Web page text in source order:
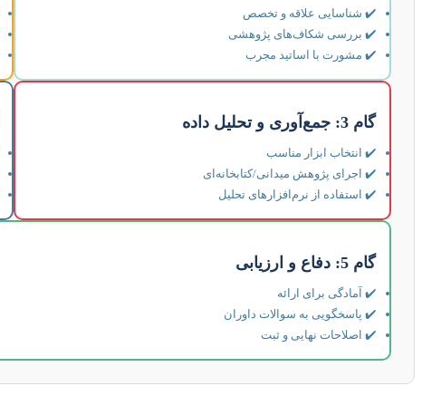
✔️ شناسایی علاقه و تخصص
✔️ بررسی شکاف‌های پژوهشی
✔️ مشورت با اساتید مجرب
گام 3: جمع‌آوری و تحلیل داده
✔️ انتخاب ابزار مناسب
✔️ اجرای پژوهش میدانی/کتابخانه‌ای
✔️ استفاده از نرم‌افزارهای تحلیل
گام 5: دفاع و ارزیابی
✔️ آمادگی برای ارائه
✔️ پاسخگویی به سوالات داوران
✔️ اصلاحات نهایی و ثبت